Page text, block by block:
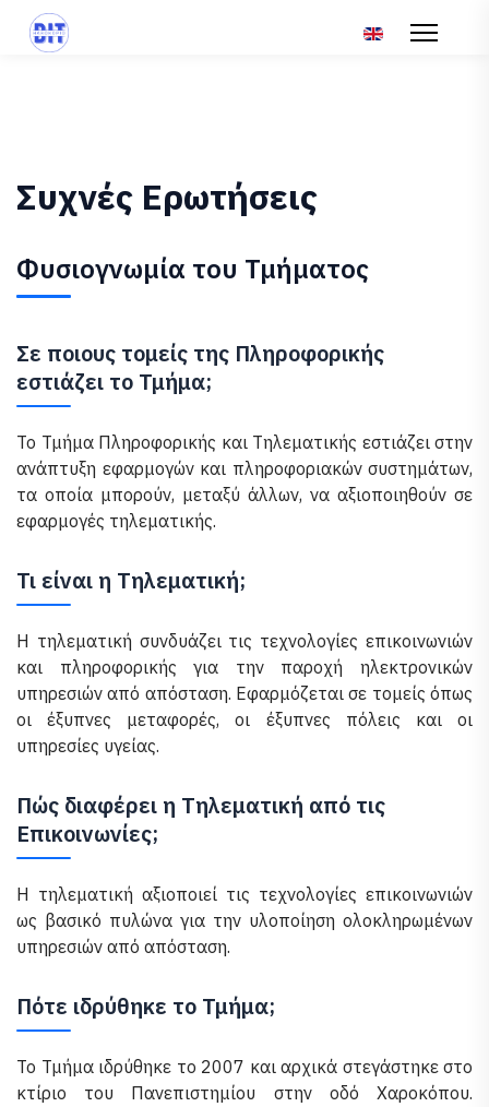
Επιλέξτε τη
Συχνές Ερωτήσεις
Φυσιογνωμία του Τμήματος
Σε ποιους τομείς της Πληροφορικής
εστιάζει το Τμήμα;
Το Τμήμα Πληροφορικής και Τηλεματικής εστιάζει στην
ανάπτυξη εφαρμογών και πληροφοριακών συστημάτων,
τα οποία μπορούν, μεταξύ άλλων, να αξιοποιηθούν σε
εφαρμογές τηλεματικής.
Τι είναι η Τηλεματική;
Η τηλεματική συνδυάζει τις τεχνολογίες επικοινωνιών
και πληροφορικής για την παροχή ηλεκτρονικών
υπηρεσιών από απόσταση. Εφαρμόζεται σε τομείς όπως
οι έξυπνες μεταφορές, οι έξυπνες πόλεις και οι
υπηρεσίες υγείας.
Πώς διαφέρει η Τηλεματική από τις
Επικοινωνίες;
Η τηλεματική αξιοποιεί τις τεχνολογίες επικοινωνιών
ως βασικό πυλώνα για την υλοποίηση ολοκληρωμένων
υπηρεσιών από απόσταση.
Πότε ιδρύθηκε το Τμήμα;
Το Τμήμα ιδρύθηκε το 2007 και αρχικά στεγάστηκε στο
κτίριο του Πανεπιστημίου στην οδό Χαροκόπου.